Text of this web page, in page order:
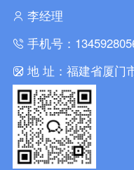
李经理
手机号：
地 址：福建省厦门